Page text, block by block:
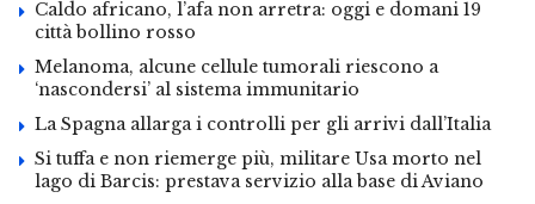
Caldo africano, l’afa non arretra: oggi e domani 19
città bollino rosso
Melanoma, alcune cellule tumorali riescono a
‘nascondersi’ al sistema immunitario
La Spagna allarga i controlli per gli arrivi dall’Italia
Si tuffa e non riemerge più, militare Usa morto nel
lago di Barcis: prestava servizio alla base di Aviano